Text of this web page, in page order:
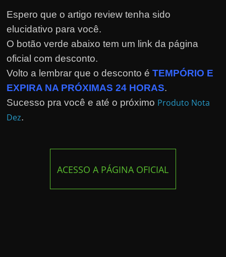
Espero que o artigo review tenha sido
elucidativo para você.
O botão verde abaixo tem um link da página
oficial com desconto.
Volto a lembrar que o desconto éTEMPÓRIO E
EXPIRA NA PRÓXIMAS 24 HORAS.
Sucesso pra você e até o próximo Produto Nota
Dez.
ACESSO A PÁGINA OFICIAL